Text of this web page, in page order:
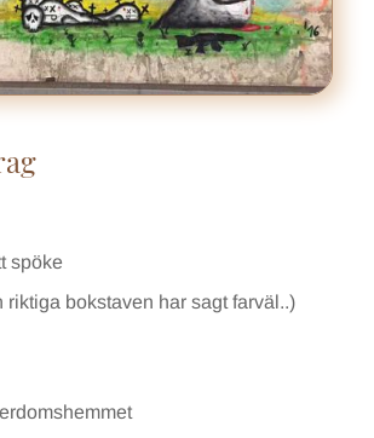
spöke
riktiga bokstaven har sagt farväl..)